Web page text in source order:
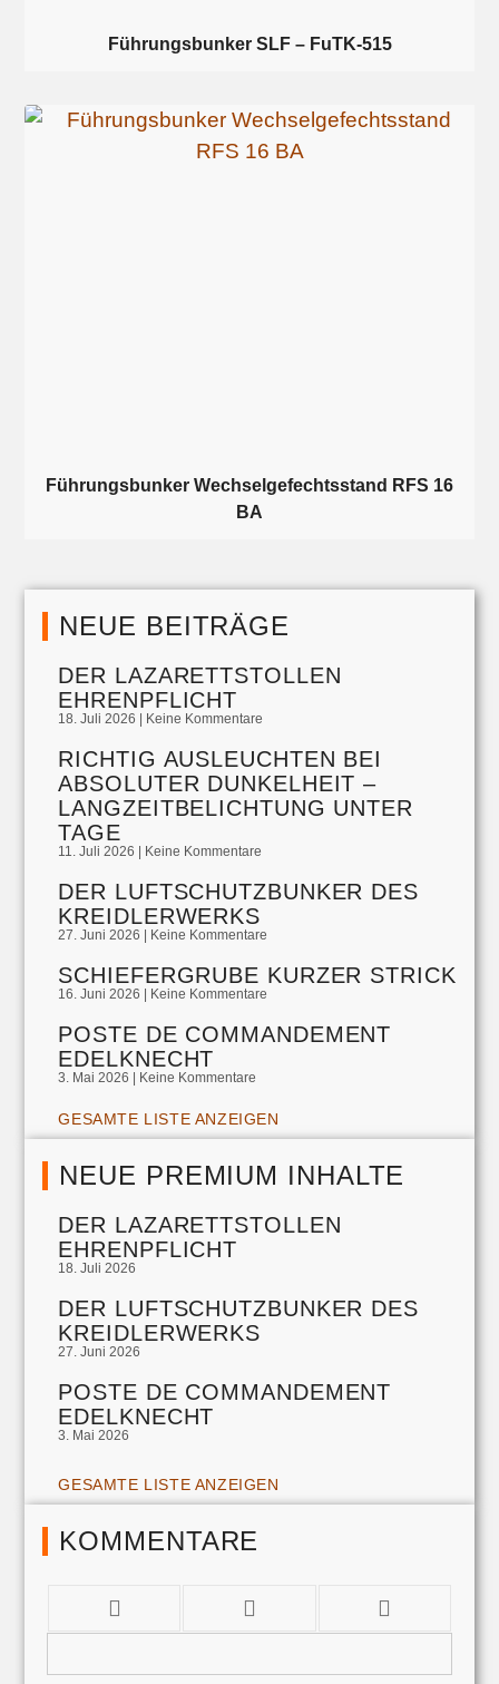
Führungsbunker SLF – FuTK-515
Führungsbunker Wechselgefechtsstand RFS 16
BA
NEUE BEITRÄGE
DER LAZARETTSTOLLEN
EHRENPFLICHT
18. Juli 2026 Keine Kommentare
RICHTIG AUSLEUCHTEN BEI
ABSOLUTER DUNKELHEIT –
LANGZEITBELICHTUNG UNTER
TAGE
11. Juli 2026 Keine Kommentare
DER LUFTSCHUTZBUNKER DES
KREIDLERWERKS
27. Juni 2026 Keine Kommentare
SCHIEFERGRUBE KURZER STRICK
16. Juni 2026 Keine Kommentare
POSTE DE COMMANDEMENT
EDELKNECHT
3. Mai 2026 Keine Kommentare
GESAMTE LISTE ANZEIGEN
NEUE PREMIUM INHALTE
DER LAZARETTSTOLLEN
EHRENPFLICHT
18. Juli 2026
DER LUFTSCHUTZBUNKER DES
KREIDLERWERKS
27. Juni 2026
POSTE DE COMMANDEMENT
EDELKNECHT
3. Mai 2026
GESAMTE LISTE ANZEIGEN
KOMMENTARE